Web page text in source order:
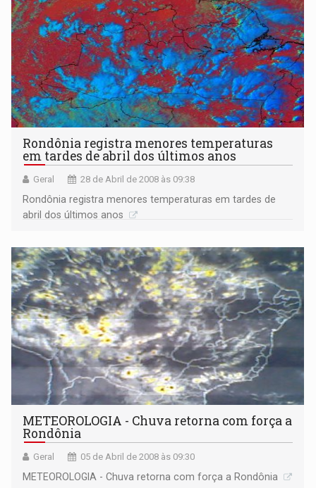
Rondônia registra menores temperaturas
em tardes de abril dos últimos anos
Geral 28 de Abril de 2008 às 09:38
Rondônia registra menores temperaturas em tardes de
abril dos últimos anos
METEOROLOGIA - Chuva retorna com força a
Rondônia
Geral 05 de Abril de 2008 às 09:30
METEOROLOGIA - Chuva retorna com força a Rondônia